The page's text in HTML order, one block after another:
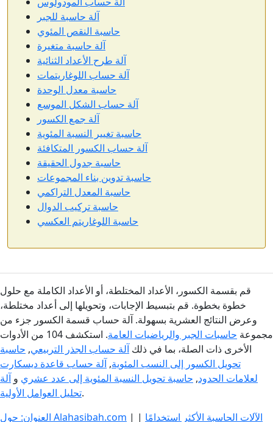
آلة حاسبة للجبر
حاسبة النقص المئوي
آلة حاسبة متغيرة
آلة طرح الأعداد الثنائية
آلة حساب اللوغاريتمات
حاسبة معدل الوحدة
آلة حساب الشكل الموسع
آلة جمع الكسور
حاسبة تغيير النسبة المئوية
آلة حساب الكسور المتكافئة
حاسبة جدول الحقيقة
حاسبة تدوين بناء المجموعات
حاسبة المعدل التراكمي
حاسبة تركيب الدوال
حاسبة اللوغاريتم العكسي
قم بقسمة الكسور، الأعداد المختلطة، أو الأعداد الكاملة مع حلول
خطوة بخطوة. قم بتبسيط الإجابات، وتحويلها إلى أعداد مختلطة،
وعرض النتائج العشرية بسهولة. آلة حساب قسمة الكسور جزء من
مجموعة حاسبات الجبر والرياضيات العامة
. استكشف 104 من الأدوات
الأخرى ذات الصلة، بما في ذلك آلة حساب الجذر التربيعي, حاسبة
تحويل الكسور إلى النسب المئوية, آلة حساب قاعدة ديسكارت
لعلامات الحدود, حاسبة تحويل النسبة المئوية إلى عدد عشري و آلة
تحليل العوامل الأولية.
العنوان: حول Alahasibah.com | الآلات الحاسبة الأكثر استخدامًا |